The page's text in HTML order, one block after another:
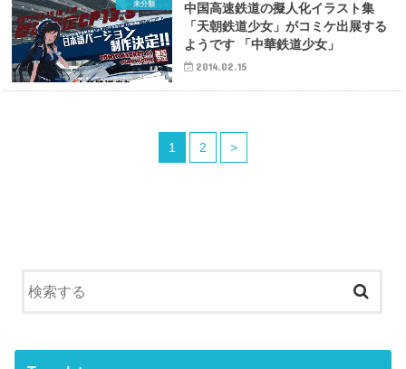
未分類
中国高速鉄道の擬人化イラスト集
「天朝鉄道少女」がコミケ出展する
ようです 「中華鉄道少女」
2014.02.15
1 2 >